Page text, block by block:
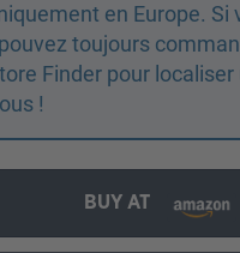
en Europe. Si
toujours
Finder pour
!
BUY AT